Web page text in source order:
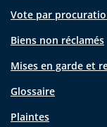
Vote par
Biens non réclamés
Mises en garde et
Glossaire
Plaintes